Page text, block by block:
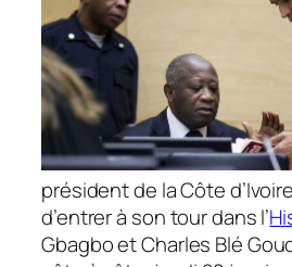
président de la Côte
d’entrer à son tour dans l’
Gbagbo et Charles Blé